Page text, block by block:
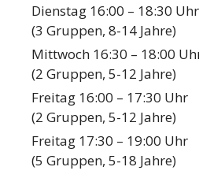
Dienstag 16:00 – 18:30 Uhr
(3 Gruppen, 8-14 Jahre)
Mittwoch 16:30 – 18:00
(2 Gruppen, 5-12 Jahre)
Freitag 16:00 – 17:30 Uhr
(2 Gruppen, 5-12 Jahre)
Freitag 17:30 – 19:00 Uhr
(5 Gruppen, 5-18 Jahre)